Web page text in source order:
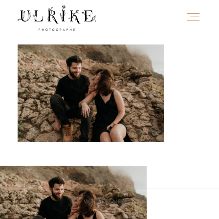
WHAT'S NEXT ?
HOME
A PROPOS
PORTFOLIO
INFOS
JOURNAL